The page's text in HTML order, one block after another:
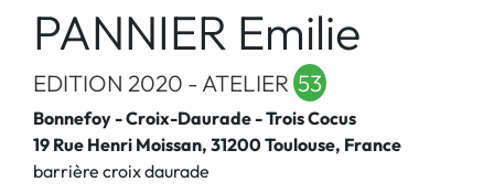
PANNIER Emilie
EDITION 2020 - ATELIER 53
Bonnefoy - Croix-Daurade - Trois Cocus
19 Rue Henri Moissan, 31200 Toulouse, France
barrière croix daurade